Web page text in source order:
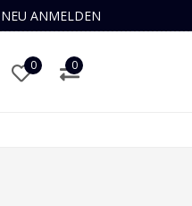
NEU ANMELDEN
0 0